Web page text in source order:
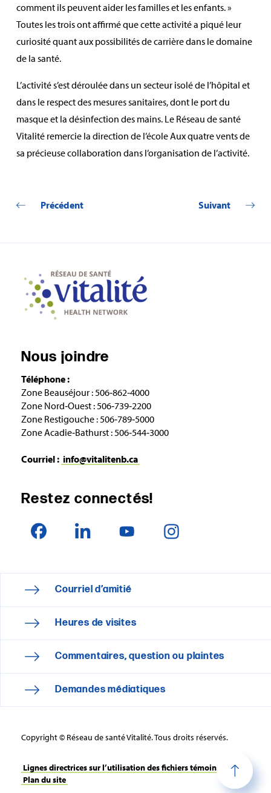
comment ils peuvent aider les familles et les enfants. »
Toutes les trois ont affirmé que cette activité a piqué leur
curiosité quant aux possibilités de carrière dans le domaine
de la santé.
L’activité s’est déroulée dans un secteur isolé de l’hôpital et
dans le respect des mesures sanitaires, dont le port du
masque et la désinfection des mains. Le Réseau de santé
Vitalité remercie la direction de l’école Aux quatre vents de
sa précieuse collaboration dans l’organisation de l’activité.
Précédent Suivant
Nous joindre
Téléphone :
Zone Beauséjour : 506‑862‑4000
Zone Nord‑Ouest : 506‑739‑2200
Zone Restigouche : 506‑789‑5000
Zone Acadie‑Bathurst : 506‑544‑3000
Courriel : info@vitalitenb.ca
Restez connectés!
Courriel d’amitié
Heures de visites
Commentaires, question ou plaintes
Demandes médiatiques
Copyright © Réseau de santé Vitalité. Tous droits réservés.
Lignes directrices sur l’utilisation des fichiers témoins
Plan du site